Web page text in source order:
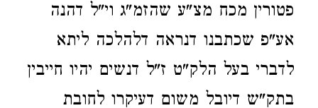
פטורין מכח מצ"ע שהזמ"ג וי"ל דהנה
אע"פ שכתבנו דנראה דלהלכה ליתא
לדברי בעל הלק"ט ז"ל דנשים יהיו חייבין
בתק"ש דיובל משום דעיקרו לחובת